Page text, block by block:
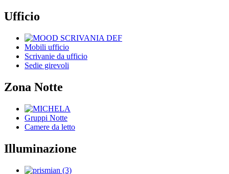
Ufficio
Mobili ufficio
Scrivanie da ufficio
Sedie girevoli
Zona Notte
Gruppi Notte
Camere da letto
Illuminazione